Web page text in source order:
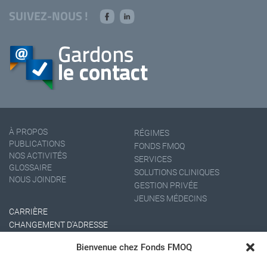
Bienvenue chez Fonds FMOQ
SUIVEZ-NOUS !
À PROPOS
PUBLICATIONS
NOS ACTIVITÉS
GLOSSAIRE
NOUS JOINDRE
RÉGIMES
FONDS FMOQ
SERVICES
SOLUTIONS CLINIQUES
GESTION PRIVÉE
JEUNES MÉDECINS
CARRIÈRE
CHANGEMENT D'ADRESSE